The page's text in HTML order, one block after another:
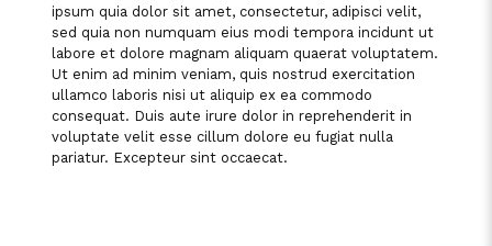
ipsum quia dolor sit amet, consectetur, adipisci velit,
sed quia non numquam eius modi tempora incidunt ut
labore et dolore magnam aliquam quaerat voluptatem.
Ut enim ad minim veniam, quis nostrud exercitation
ullamco laboris nisi ut aliquip ex ea commodo
consequat. Duis aute irure dolor in reprehenderit in
voluptate velit esse cillum dolore eu fugiat nulla
pariatur. Excepteur sint occaecat.